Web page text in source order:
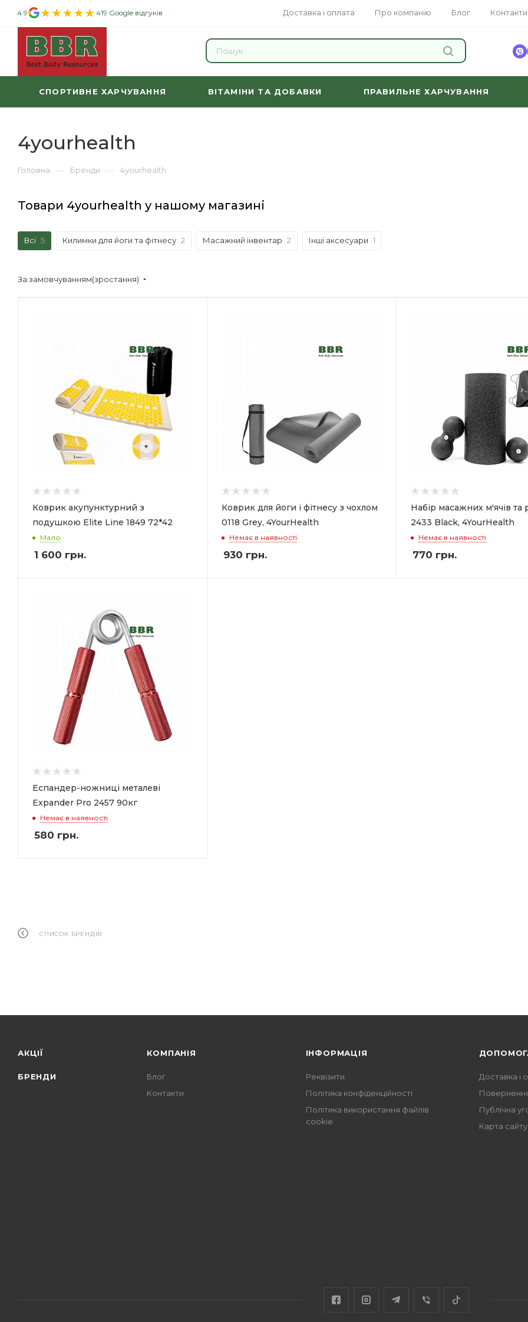
Доставка і оплата Про компанію Блог Контакти
4.9 419 Google відгуків
СПОРТИВНЕ ХАРЧУВАННЯ ВІТАМІНИ ТА ДОБАВКИ ПРАВИЛЬНЕ ХАРЧУВАННЯ
4yourhealth
Головна — Бренди — 4yourhealth
Товари 4yourhealth у нашому магазині
Всі 5 Килимки для йоги та фітнесу 2 Масажний інвентар 2 Інші аксесуари 1
За замовчуванням(зростання)
Коврик акупунктурний з
подушкою Elite Line 1849 72*42
Мало
1 600 грн.
Коврик для йоги і фітнесу з чохлом
0118 Grey, 4YourHealth
Немає в наявності
930 грн.
Набір масажних м'ячів та
2433 Black, 4YourHealth
Немає в наявності
770 грн.
Еспандер-ножниці металеві
Expander Pro 2457 90кг
Немає в наявності
580 грн.
СПИСОК БРЕНДІВ
АКЦІЇ
БРЕНДИ
КОМПАНІЯ
Блог
Контакти
ІНФОРМАЦІЯ
Реквізити
Політика конфіденційності
Політика використання файлів
cookie
Доставка і
Публічна
Карта сайту